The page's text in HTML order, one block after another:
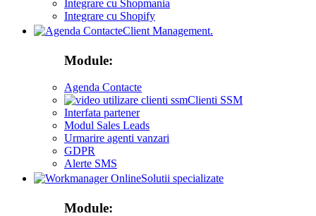
Integrare cu Shopmania
Integrare cu Shopify
Client Management.
Module:
Agenda Contacte
Clienti SSM
Interfata partener
Modul Sales Leads
Urmarire agenti vanzari
GDPR
Alerte SMS
Solutii specializate
Module: